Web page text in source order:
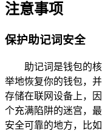
注意事项
保护助记词安全
助记词是钱包的
举地恢复你的钱包，
存储在联网设备上，
个充满陷阱的迷宫，
安全可靠的地方，比